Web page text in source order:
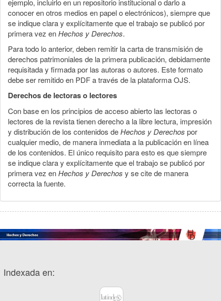
ejemplo, incluirlo en un repositorio institucional o darlo a
conocer en otros medios en papel o electrónicos), siempre que
se indique clara y explícitamente que el trabajo se publicó por
primera vez enHechos y Derechos.
Para todo lo anterior, deben remitir la carta de transmisión de
derechos patrimoniales de la primera publicación, debidamente
requisitada y firmada por las autoras o autores. Este formato
debe ser remitido en PDF a través de la plataforma OJS.
Derechos de lectoras o lectores
Con base en los principios de acceso abierto las lectoras o
lectores de la revista tienen derecho a la libre lectura, impresión
y distribución de los contenidos deHechos y Derechos por
cualquier medio, de manera inmediata a la publicación en línea
de los contenidos. El único requisito para esto es que siempre
se indique clara y explícitamente que el trabajo se publicó por
primera vez enHechos y Derechos y se cite de manera
correcta la fuente.
Indexada en: